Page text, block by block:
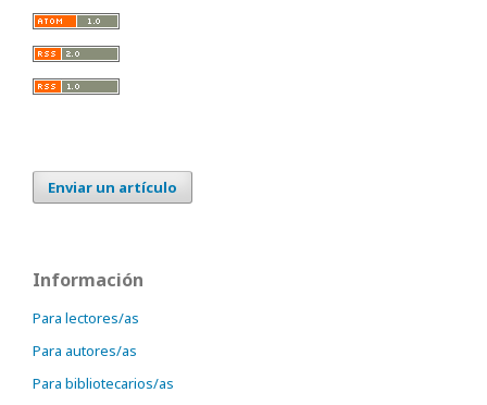
Enviar un artículo
Información
Para lectores/as
Para autores/as
Para bibliotecarios/as